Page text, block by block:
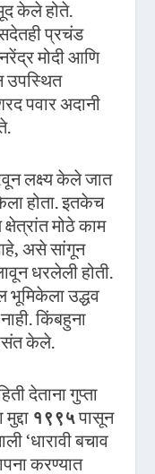
केले होते.
प्रचंड
मोदी आणि
उपस्थित
पवार अदानी
लक्ष्य केले जात
होता. इतकेच
मोठे काम
असे सांगून
धरलेली होती.
भूमिकेला उद्धव
किंबहुना
केले.
देताना गुप्ता
१९९५पासून
‘धारावी बचाव
करण्यात